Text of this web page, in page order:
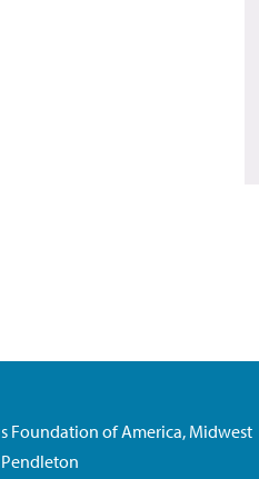
Foundation of America, Midwest